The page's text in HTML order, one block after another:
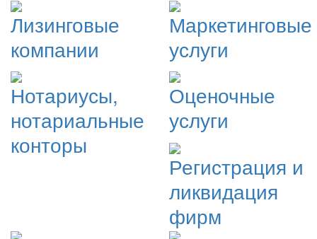
Лизинговые
компании
Маркетинговые
услуги
Нотариусы,
нотариальные
конторы
Оценочные
услуги
Регистрация и
ликвидация
фирм